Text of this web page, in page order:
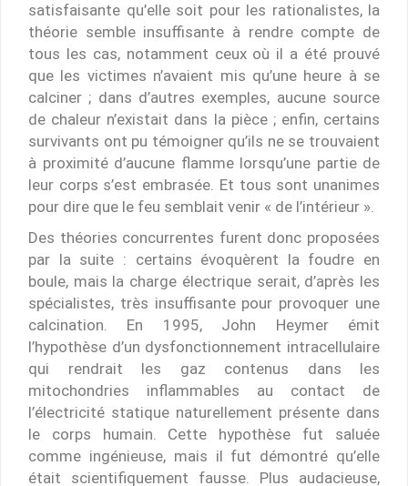
satisfaisante qu’elle soit pour les rationalistes, la
théorie semble insuffisante à rendre compte de
tous les cas, notamment ceux où il a été prouvé
que les victimes n’avaient mis qu’une heure à se
calciner ; dans d’autres exemples, aucune source
de chaleur n’existait dans la pièce ; enfin, certains
survivants ont pu témoigner qu’ils ne se trouvaient
à proximité d’aucune flamme lorsqu’une partie de
leur corps s’est embrasée. Et tous sont unanimes
pour dire que le feu semblait venir « de l’intérieur ».
Des théories concurrentes furent donc proposées
par la suite : certains évoquèrent la foudre en
boule, mais la charge électrique serait, d’après les
spécialistes, très insuffisante pour provoquer une
calcination. En 1995, John Heymer émit
l’hypothèse d’un dysfonctionnement intracellulaire
qui rendrait les gaz contenus dans les
mitochondries inflammables au contact de
l’électricité statique naturellement présente dans
le corps humain. Cette hypothèse fut saluée
comme ingénieuse, mais il fut démontré qu’elle
était scientifiquement fausse. Plus audacieuse,